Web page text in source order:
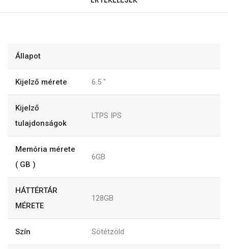
Állapot
Kijelző mérete 6.5 "
Kijelző
tulajdonságok
LTPS IPS
Memória mérete
( GB )
6GB
HÁTTÉRTÁR
MÉRETE
128GB
Szín Sötétzöld